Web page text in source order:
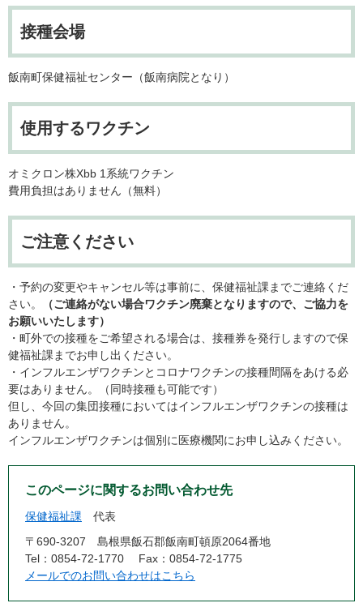
接種会場
飯南町保健福祉センター（飯南病院となり）
使用するワクチン
オミクロン株Xbb 1系統ワクチン
費用負担はありません（無料）
ご注意ください
・予約の変更やキャンセル等は事前に、保健福祉課までご連絡くだ
さい。
（ご連絡がない場合ワクチン廃棄となりますので、ご協力を
お願いいたします）
・町外での接種をご希望される場合は、接種券を発行しますので保
健福祉課までお申し出ください。
・インフルエンザワクチンとコロナワクチンの接種間隔をあける必
要はありません。（同時接種も可能です）
但し、今回の集団接種においてはインフルエンザワクチンの接種は
ありません。
インフルエンザワクチンは個別に医療機関にお申し込みください。
このページに関するお問い合わせ先
保健福祉課
代表
〒690-3207
島根県飯石郡飯南町頓原2064番地
Tel：0854-72-1770
Fax：0854-72-1775
メールでのお問い合わせはこちら